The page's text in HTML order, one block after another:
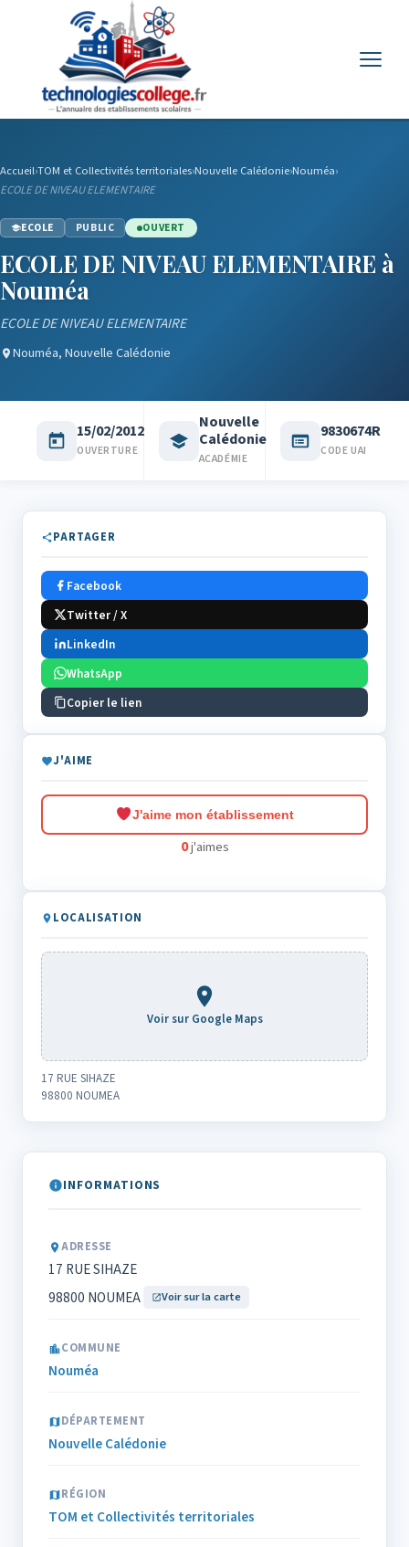
Accueil›TOM et Collectivités territoriales›Nouvelle Calédonie›Nouméa›
ECOLE DE NIVEAU ELEMENTAIRE
ECOLE PUBLIC OUVERT
ECOLE DE NIVEAU ELEMENTAIRE à
Nouméa
ECOLE DE NIVEAU ELEMENTAIRE
Nouméa, Nouvelle Calédonie
15/02/2012
OUVERTURE
Nouvelle
Calédonie
ACADÉMIE
9830674R
CODE UAI
INFORMATIONS
ADRESSE
17 RUE SIHAZE
98800 NOUMEA
Voir sur la carte
COMMUNE
Nouméa
DÉPARTEMENT
Nouvelle Calédonie
RÉGION
TOM et Collectivités territoriales
PARTAGER
Facebook
Twitter / X
LinkedIn
WhatsApp
Copier le lien
J'AIME
J'aime mon établissement
0j'aimes
LOCALISATION
Voir sur Google Maps
17 RUE SIHAZE
98800 NOUMEA